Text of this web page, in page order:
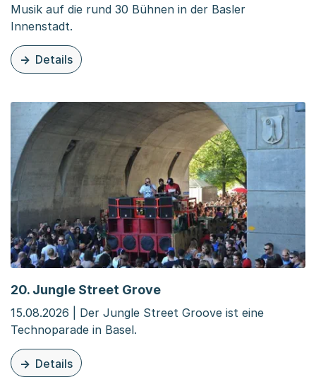
Musik auf die rund 30 Bühnen in der Basler
Innenstadt.
Details
zu dieser Veranstaltung: Em Bebbi sy Jazz
20. Jungle Street Grove
15.08.2026 | Der Jungle Street Groove ist eine
Technoparade in Basel.
Details
zu dieser Veranstaltung: 20. Jungle Street Grove